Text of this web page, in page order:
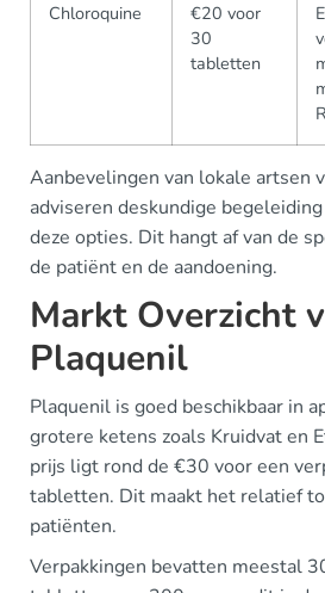
Chloroquine
€20 voor
30
tabletten
Aanbevelingen van lokale artsen
adviseren deskundige
deze opties. Dit hangt af van de
de patiënt en de aandoening.
Markt Overzicht
Plaquenil
Plaquenil is goed beschikbaar in
grotere ketens zoals Kruidvat en
prijs ligt rond de €30 voor een
tabletten. Dit maakt het relatief
patiënten.
Verpakkingen bevatten meestal